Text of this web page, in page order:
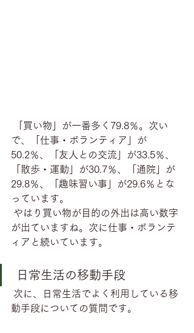
「買い物」が一番多く79.8％。次い
で、「仕事・ボランティア」が
50.2％、「友人との交流」が33.5％、
「散歩・運動」が30.7％、「通院」が
29.8％、「趣味習い事」が29.6％とな
っています。
やはり買い物が目的の外出は高い数字
が出ていますね。次に仕事・ボランテ
ィアと続いています。
日常生活の移動手段
次に、日常生活でよく利用している移
動手段についての質問です。